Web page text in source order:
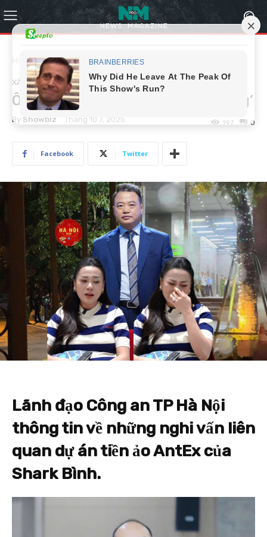
Home Xã hội
XÃ HỘI
Ôi thôi xong Shark Bình ‘lên đường’
By Showbiz Tháng 10 7, 2025 0
197
Facebook Twitter
Lãnh đạo Công an TP Hà Nội
thông tin về những nghi vấn liên
quan dự án tiền ảo AntEx của
Shark Bình.